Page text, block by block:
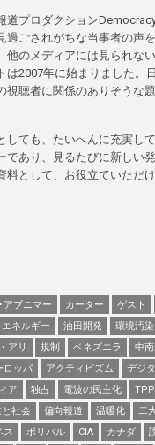
道プロダクション
過ごされがちな当事者の声
他のメディアには見られな
は2007年に始まりました。
視聴者に関係のありそうな
しても、たいへんに充実し
であり、見るたびに新しい
料として、お役立ていただけ
アブニマー カーター ゲスト
エネルギー 油田開発 環境汚染
アリ 規制 ベネズエラ 中
ロッパ アクティビズム
デジ
ア 独占 電波の民主化 TPP
社会 偏向報道 温暖化 二
ス ボリバル CIA カナダ